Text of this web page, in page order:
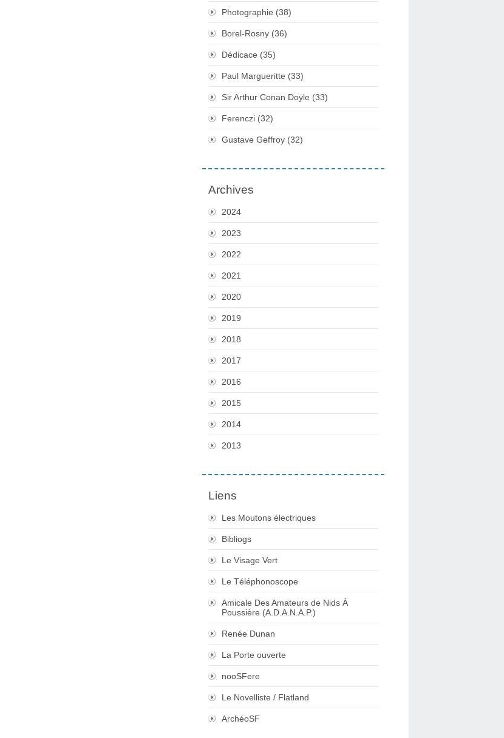
Photographie (38)
Borel-Rosny (36)
Dédicace (35)
Paul Margueritte (33)
Sir Arthur Conan Doyle (33)
Ferenczi (32)
Gustave Geffroy (32)
Archives
2024
2023
2022
2021
2020
2019
2018
2017
2016
2015
2014
2013
Liens
Les Moutons électriques
Bibliogs
Le Visage Vert
Le Téléphonoscope
Amicale Des Amateurs de Nids À
Poussière (A.D.A.N.A.P.)
Renée Dunan
La Porte ouverte
nooSFere
Le Novelliste / Flatland
ArchéoSF